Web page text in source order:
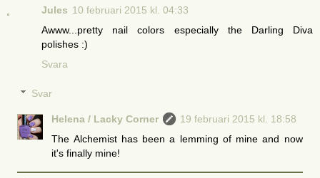
Jules 10 februari 2015 kl. 04:33
Awww...pretty nail colors especially the Darling Diva
polishes :)
Svara
Svar
Helena / Lacky Corner
19 februari 2015 kl. 18:58
The Alchemist has been a lemming of mine and now
it's finally mine!